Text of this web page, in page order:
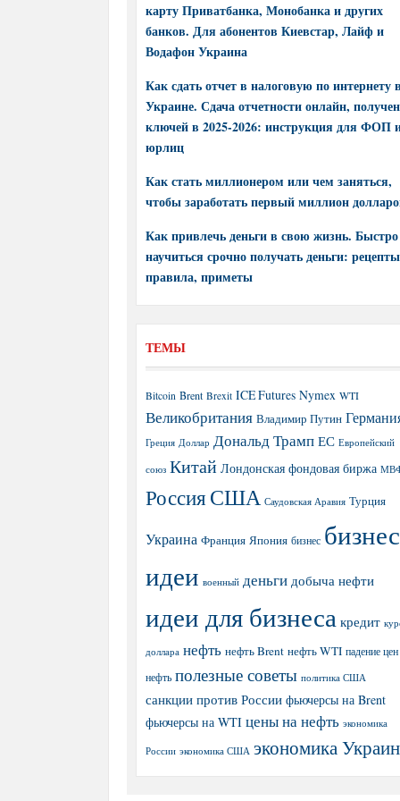
карту Приватбанка, Монобанка и других
банков. Для абонентов Киевстар, Лайф и
Водафон Украина
Как сдать отчет в налоговую по интернету в
Украине. Сдача отчетности онлайн,
ключей в 2025-2026: инструкция для ФОП
юрлиц
Как стать миллионером или чем заняться,
чтобы заработать первый миллион
Как привлечь деньги в свою жизнь. Быстро
научиться срочно получать деньги:
правила, приметы
ТЕМЫ
Bitcoin Brent Brexit ICE Futures Nymex WTI
Великобритания Владимир Путин
Греция Доллар Дональд Трамп ЕС Европейский
союз Китай Лондонская фондовая биржа
РоссияСША Саудовская Аравия Турция
Украина Франция Япония бизнес бизнес
идеи военный деньги добыча нефти
идеи для бизнеса кредит
доллара нефть нефть Brent нефть WTI падение
нефть полезные советы политика США
санкции против России фьючерсы на Brent
фьючерсы на WTI цены на нефть экономика
России экономика США экономика